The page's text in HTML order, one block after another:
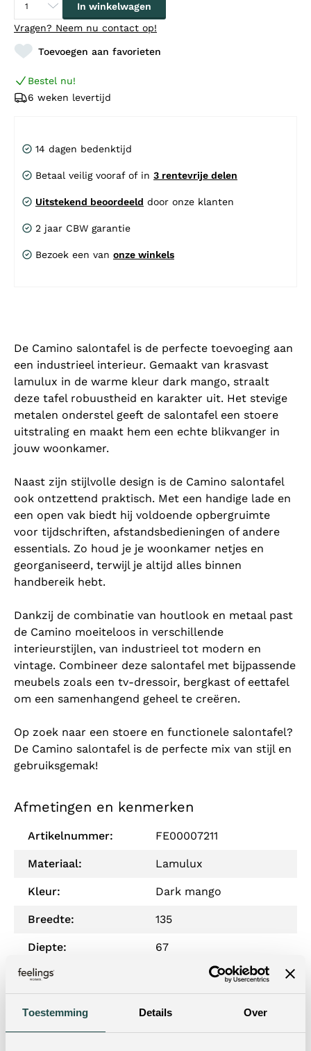
Toestemming Details Over
In winkelwagen
Vragen? Neem nu contact op!
Toevoegen aan favorieten
Bestel nu!
6 weken levertijd
14 dagen bedenktijd
Betaal veilig vooraf of in 3 rentevrije delen
Uitstekend beoordeeld door onze klanten
2 jaar CBW garantie
Bezoek een van onze winkels
De Camino salontafel is de perfecte toevoeging aan
een industrieel interieur. Gemaakt van krasvast
lamulux in de warme kleur dark mango, straalt
deze tafel robuustheid en karakter uit. Het stevige
metalen onderstel geeft de salontafel een stoere
uitstraling en maakt hem een echte blikvanger in
jouw woonkamer.
Naast zijn stijlvolle design is de Camino salontafel
ook ontzettend praktisch. Met een handige lade en
een open vak biedt hij voldoende opbergruimte
voor tijdschriften, afstandsbedieningen of andere
essentials. Zo houd je je woonkamer netjes en
georganiseerd, terwijl je altijd alles binnen
handbereik hebt.
Dankzij de combinatie van houtlook en metaal past
de Camino moeiteloos in verschillende
interieurstijlen, van industrieel tot modern en
vintage. Combineer deze salontafel met bijpassende
meubels zoals een tv-dressoir, bergkast of eettafel
om een samenhangend geheel te creëren.
Op zoek naar een stoere en functionele salontafel?
De Camino salontafel is de perfecte mix van stijl en
gebruiksgemak!
Afmetingen en kenmerken
Artikelnummer: FE00007211
Materiaal: Lamulux
Kleur: Dark mango
Breedte: 135
Diepte: 67
Hoogte:
Materiaal onderstel: Metaal